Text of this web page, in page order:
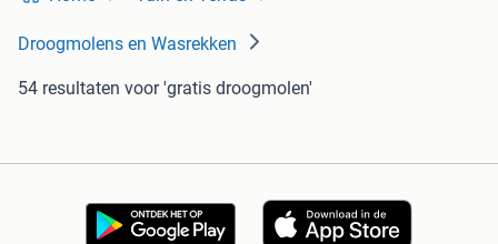
Droogmolens en Wasrekken
54 resultaten voor 'gratis droogmolen'